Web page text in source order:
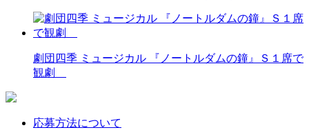
劇団四季 ミュージカル 『ノートルダムの鐘』Ｓ１席で
観劇
応募方法について